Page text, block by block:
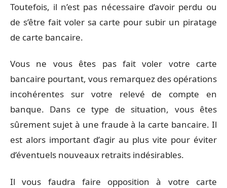
Toutefois, il n’est pas nécessaire d’avoir perdu ou
de s’être fait voler sa carte pour subir un piratage
de carte bancaire.
Vous ne vous êtes pas fait voler votre carte
bancaire pourtant, vous remarquez des opérations
incohérentes sur votre relevé de compte en
banque. Dans ce type de situation, vous êtes
sûrement sujet à une fraude à la carte bancaire. Il
est alors important d’agir au plus vite pour éviter
d’éventuels nouveaux retraits indésirables.
Il vous faudra faire opposition à votre carte